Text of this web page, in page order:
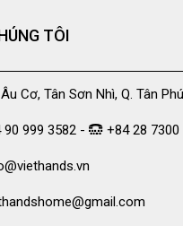
TÔI
Cơ, Tân Sơn Nhì, Q. Tân
90 999 3582 - +84 28 7300